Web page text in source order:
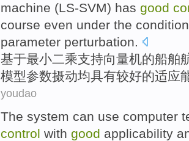
machine (LS-SVM) has good
course even under the
parameter perturbation.
基于最小二乘支持向量机的船舶
模型参数摄动均具有较好的适应
youdao
The system can use computer
control with good applicability